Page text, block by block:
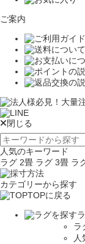
ご案内
閉じる
人気のキーワード
ラグ 2畳 ラグ 3畳 ラ
カテゴリーから探す
TOPに戻る
ラ
人